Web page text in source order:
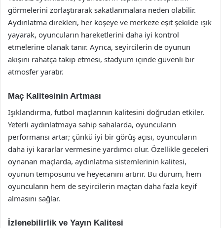
görmelerini zorlaştırarak sakatlanmalara neden olabilir.
Aydınlatma direkleri, her köşeye ve merkeze eşit şekilde ışık
yayarak, oyuncuların hareketlerini daha iyi kontrol
etmelerine olanak tanır. Ayrıca, seyircilerin de oyunun
akışını rahatça takip etmesi, stadyum içinde güvenli bir
atmosfer yaratır.
Maç Kalitesinin Artması
Işıklandırma, futbol maçlarının kalitesini doğrudan etkiler.
Yeterli aydınlatmaya sahip sahalarda, oyuncuların
performansı artar; çünkü iyi bir görüş açısı, oyuncuların
daha iyi kararlar vermesine yardımcı olur. Özellikle geceleri
oynanan maçlarda, aydınlatma sistemlerinin kalitesi,
oyunun temposunu ve heyecanını artırır. Bu durum, hem
oyuncuların hem de seyircilerin maçtan daha fazla keyif
almasını sağlar.
İzlenebilirlik ve Yayın Kalitesi